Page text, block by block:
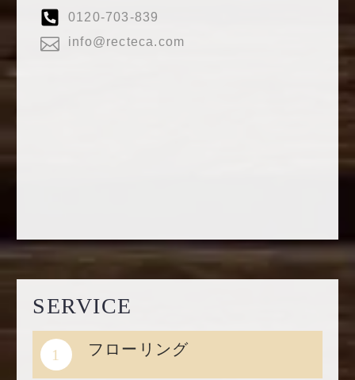
0120-703-839
info@recteca.com
SERVICE
1 フローリング